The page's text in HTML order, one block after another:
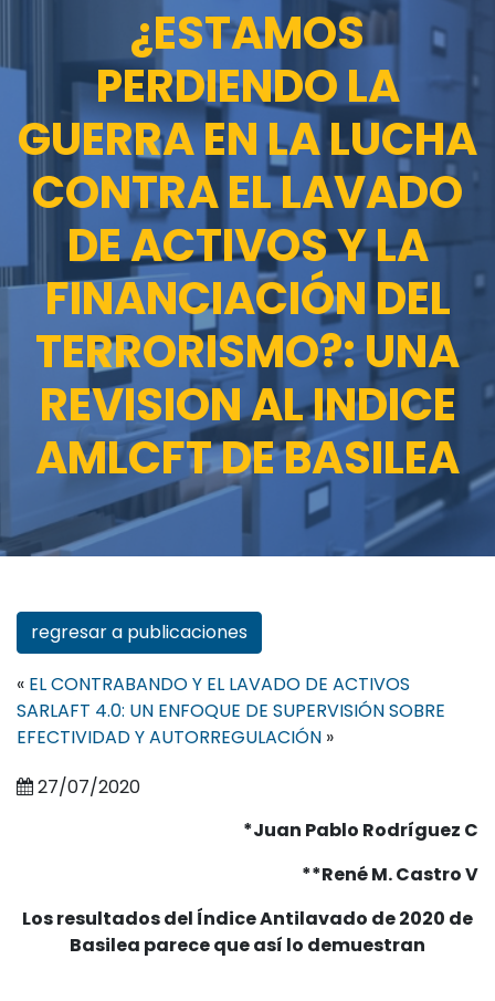
¿ESTAMOS
PERDIENDO LA
GUERRA EN LA LUCHA
CONTRA EL LAVADO
DE ACTIVOS Y LA
FINANCIACIÓN DEL
TERRORISMO?: UNA
REVISION AL INDICE
AMLCFT DE BASILEA
regresar a publicaciones
« EL CONTRABANDO Y EL LAVADO DE ACTIVOS
SARLAFT 4.0: UN ENFOQUE DE SUPERVISIÓN SOBRE
EFECTIVIDAD Y AUTORREGULACIÓN »
27/07/2020
*Juan Pablo Rodríguez C
**René M. Castro V
Los resultados del Índice Antilavado de 2020 de
Basilea parece que así lo demuestran